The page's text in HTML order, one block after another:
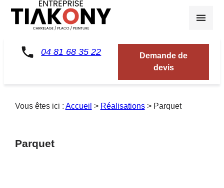
04 81 68 35 22
Demande de
devis
Vous êtes ici : Accueil > Réalisations> Parquet
Parquet
Panneau de gestion des cookies